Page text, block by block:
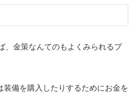
、金策なんてのもよくみられるプ
装備を購入したりするためにお金を